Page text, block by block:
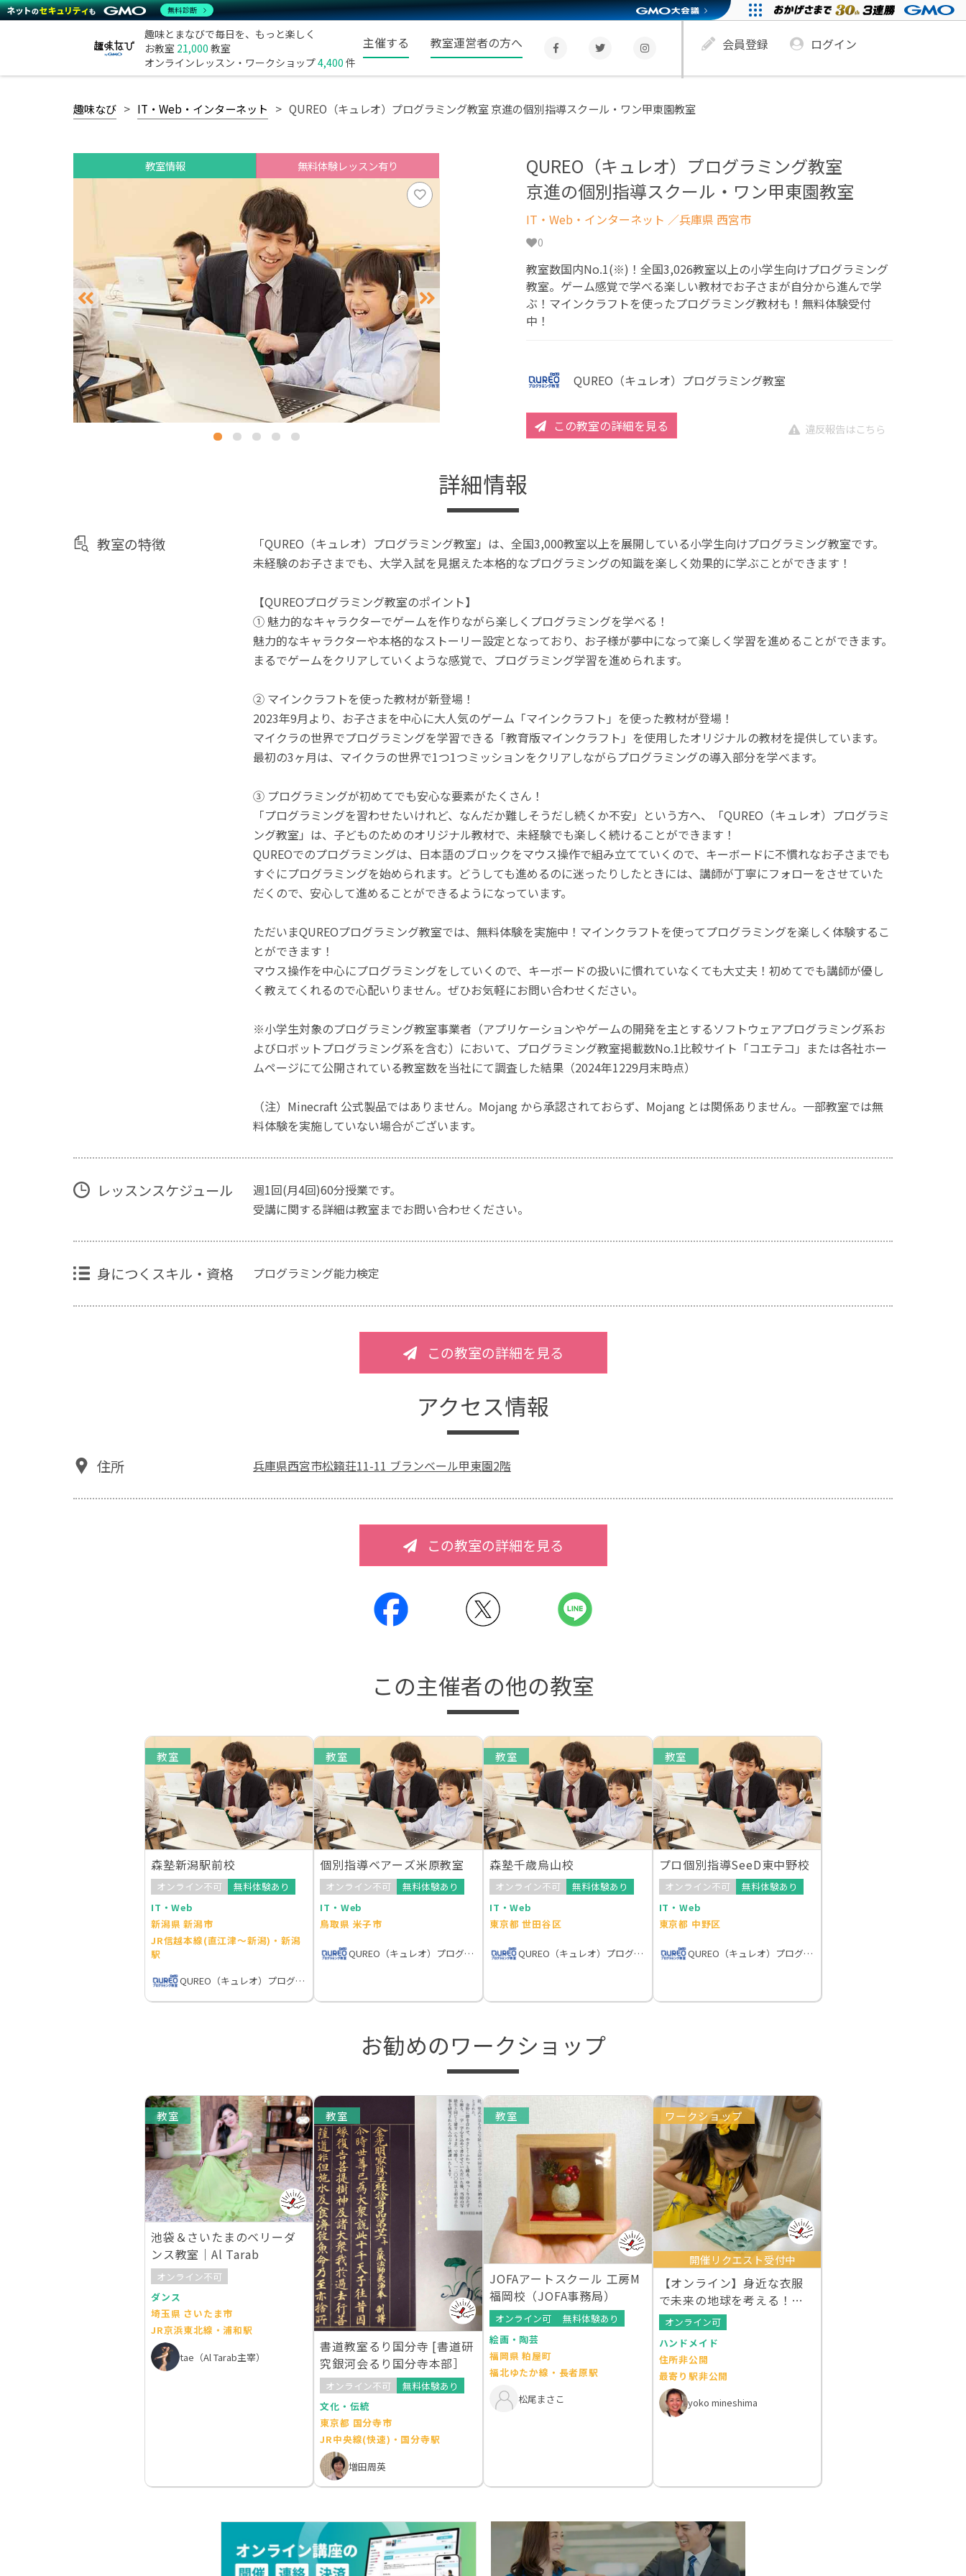
趣味とまなびで毎日を、もっと楽しく
お教室 21,000 教室
オンラインレッスン・ワークショップ4,400 件
主催する 教室運営者の方へ 会員登録 ログイン
趣味なび IT・Web・インターネット QUREO（キュレオ）プログラミング教室 京進の個別指導スクール・ワン甲東園教室
教室情報 無料体験レッスン有り
QUREO（キュレオ）プログラミング教室
京進の個別指導スクール・ワン甲東園教室
IT・Web・インターネット ／兵庫県 西宮市
0
教室数国内No.1(※)！全国3,026教室以上の小学生向けプログラミング
教室。ゲーム感覚で学べる楽しい教材でお子さまが自分から進んで学
ぶ！マインクラフトを使ったプログラミング教材も！無料体験受付
中！
QUREO（キュレオ）プログラミング教室
この教室の詳細を見る 違反報告はこちら
詳細情報
教室の特徴
「QUREO（キュレオ）プログラミング教室」は、全国3,000教室以上を展開している小学生向けプログラミング教室です。
未経験のお子さまでも、大学入試を見据えた本格的なプログラミングの知識を楽しく効果的に学ぶことができます！
【QUREOプログラミング教室のポイント】
① 魅力的なキャラクターでゲームを作りながら楽しくプログラミングを学べる！
魅力的なキャラクターや本格的なストーリー設定となっており、お子様が夢中になって楽しく学習を進めることができます。
まるでゲームをクリアしていくような感覚で、プログラミング学習を進められます。
② マインクラフトを使った教材が新登場！
2023年9月より、お子さまを中心に大人気のゲーム「マインクラフト」を使った教材が登場！
マイクラの世界でプログラミングを学習できる「教育版マインクラフト」を使用したオリジナルの教材を提供しています。
最初の3ヶ月は、マイクラの世界で1つ1つミッションをクリアしながらプログラミングの導入部分を学べます。
③ プログラミングが初めてでも安心な要素がたくさん！
「プログラミングを習わせたいけれど、なんだか難しそうだし続くか不安」という方へ、「QUREO（キュレオ）プログラミ
ング教室」は、子どものためのオリジナル教材で、未経験でも楽しく続けることができます！
QUREOでのプログラミングは、日本語のブロックをマウス操作で組み立てていくので、キーボードに不慣れなお子さまでも
すぐにプログラミングを始められます。どうしても進めるのに迷ったりしたときには、講師が丁寧にフォローをさせていた
だくので、安心して進めることができるようになっています。
ただいまQUREOプログラミング教室では、無料体験を実施中！マインクラフトを使ってプログラミングを楽しく体験するこ
とができます！
マウス操作を中心にプログラミングをしていくので、キーボードの扱いに慣れていなくても大丈夫！初めてでも講師が優し
く教えてくれるので心配いりません。ぜひお気軽にお問い合わせください。
※小学生対象のプログラミング教室事業者（アプリケーションやゲームの開発を主とするソフトウェアプログラミング系お
よびロボットプログラミング系を含む）において、プログラミング教室掲載数No.1比較サイト「コエテコ」または各社ホー
ムページにて公開されている教室数を当社にて調査した結果（2024年1229月末時点）
（注）Minecraft 公式製品ではありません。Mojang から承認されておらず、Mojang とは関係ありません。一部教室では無
料体験を実施していない場合がございます。
レッスンスケジュール
週1回(月4回)60分授業です。
受講に関する詳細は教室までお問い合わせください。
身につくスキル・資格 プログラミング能力検定
この教室の詳細を見る
アクセス情報
住所 兵庫県西宮市松籟荘11-11 ブランベール甲東園2階
この教室の詳細を見る
この主催者の他の教室
教室
森塾新潟駅前校
オンライン不可
無料体験あり
IT・Web
新潟県 新潟市
JR信越本線(直江津～新潟)・新潟
駅
QUREO（キュレオ）プログラミング教室
教室
個別指導ベアーズ米原教室
オンライン不可
無料体験あり
IT・Web
鳥取県 米子市
QUREO（キュレオ）プログラミング教室
教室
森塾千歳烏山校
オンライン不可
無料体験あり
IT・Web
東京都 世田谷区
QUREO（キュレオ）プログラミング教室
教室
プロ個別指導SeeD東中野校
オンライン不可
無料体験あり
IT・Web
東京都 中野区
QUREO（キュレオ）プログラミング教室
お勧めのワークショップ
教室
池袋＆さいたまのベリーダ
ンス教室｜Al Tarab
オンライン不可
ダンス
埼玉県 さいたま市
JR京浜東北線・浦和駅
tae（Al Tarab主宰）
教室
書道教室るり国分寺 [書道研
究銀河会るり国分寺本部］
オンライン不可
無料体験あり
文化・伝統
東京都 国分寺市
JR中央線(快速)・国分寺駅
増田周英
教室
JOFAアートスクール 工房M
福岡校（JOFA事務局）
オンライン可
無料体験あり
絵画・陶芸
福岡県 粕屋町
福北ゆたか線・長者原駅
松尾まさこ
ワークショップ
開催リクエスト受付中
【オンライン】身近な衣服
で未来の地球を考える！ク
ルエシカルWS
オンライン可
ハンドメイド
住所非公開
最寄り駅非公開
yoko mineshima
無料診断